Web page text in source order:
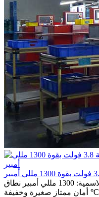
الجهد الاسمي: 3.8 فولت السعة الاسمية: 1300 مللي أمبير نطاق
درجة حرارة التشغيل: -20℃ إلى +60℃ أمان ممتاز صغيرة وخفيفة